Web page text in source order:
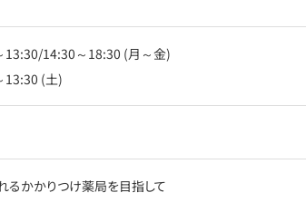
13:30/14:30～18:30 (月～金)
13:30 (土)
るかかりつけ薬局を目指して